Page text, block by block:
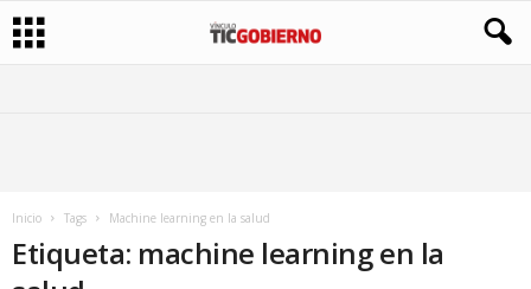
Inicio Tags Machine learning en la salud
Etiqueta: machine learning en la